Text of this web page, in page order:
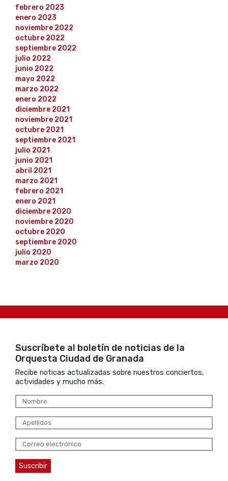
febrero 2023
enero 2023
noviembre 2022
octubre 2022
septiembre 2022
julio 2022
junio 2022
mayo 2022
marzo 2022
enero 2022
diciembre 2021
noviembre 2021
octubre 2021
septiembre 2021
julio 2021
junio 2021
abril 2021
marzo 2021
febrero 2021
enero 2021
diciembre 2020
noviembre 2020
octubre 2020
septiembre 2020
julio 2020
marzo 2020
Suscríbete al boletín de noticias de la
Orquesta Ciudad de Granada
Recibe noticas actualizadas sobre nuestros conciertos,
actividades y mucho más.